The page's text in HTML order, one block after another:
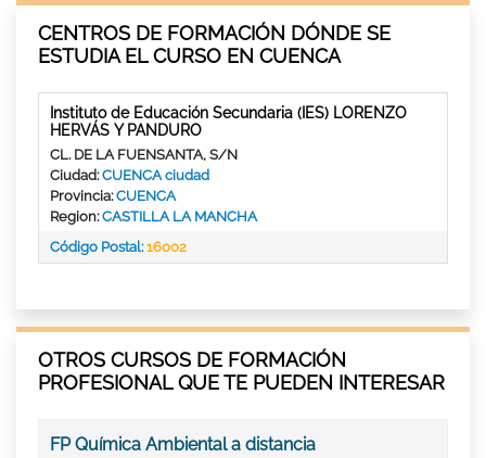
CENTROS DE FORMACIÓN DÓNDE SE
ESTUDIA EL CURSO EN CUENCA
Instituto de Educación Secundaria (IES) LORENZO
HERVÁS Y PANDURO
CL. DE LA FUENSANTA, S/N
Ciudad:CUENCA ciudad
Provincia:CUENCA
Region:CASTILLA LA MANCHA
Código Postal:16002
OTROS CURSOS DE FORMACIÓN
PROFESIONAL QUE TE PUEDEN INTERESAR
FP Química Ambiental a distancia